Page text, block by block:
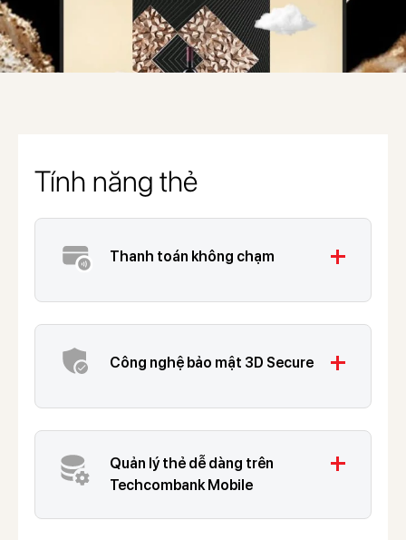
Tính năng thẻ
Thanh toán không chạm add
Công nghệ bảo mật 3D Secure add
Quản lý thẻ dễ dàng trên
Techcombank Mobile
add